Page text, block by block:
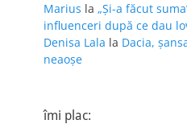
Marius la „Și-a făcut
influenceri după ce dau
Denisa Lala la Dacia,
neaoșe
îmi plac: